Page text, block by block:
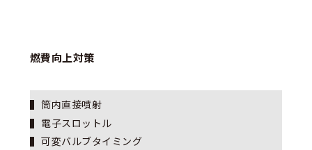
燃費向上対策
筒内直接噴射
電子スロットル
可変バルブタイミング